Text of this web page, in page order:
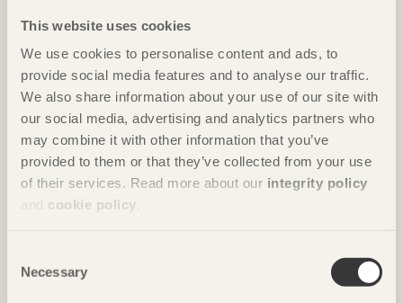
This website uses cookies
We use cookies to personalise content and ads, to
provide social media features and to analyse our traffic.
We also share information about your use of our site with
our social media, advertising and analytics partners who
may combine it with other information that you’ve
provided to them or that they’ve collected from your use
of their services. Read more about our integrity policy
and cookie policy
Selection
Necessary
NOTERAT